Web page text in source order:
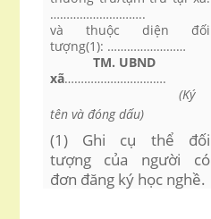
………………………..
và thuộc diện đối
tượng(1): ……………………
TM. UBND
xã………………………….
(Ký
tên và đóng dấu)
(1) Ghi cụ thể đối
tượng của người có
đơn đăng ký học nghề.